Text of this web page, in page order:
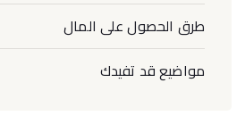
طرق الحصول على المال
مواضيع قد تفيدك